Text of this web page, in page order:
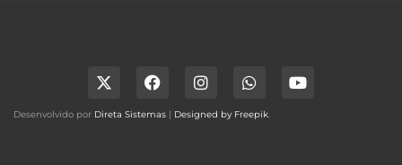
Desenvolvido por Direta Sistemas | Designed by Freepik.